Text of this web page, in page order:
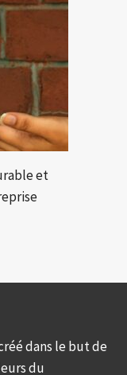
et
dans le but de
du